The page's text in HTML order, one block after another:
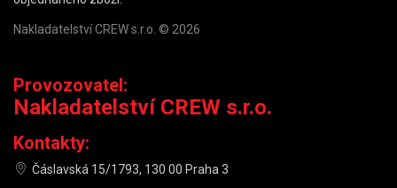
Nakladatelství CREW s.r.o. © 2026
Provozovatel:
Nakladatelství CREW s.r.o.
Kontakty:
Čáslavská 15/1793, 130 00 Praha 3